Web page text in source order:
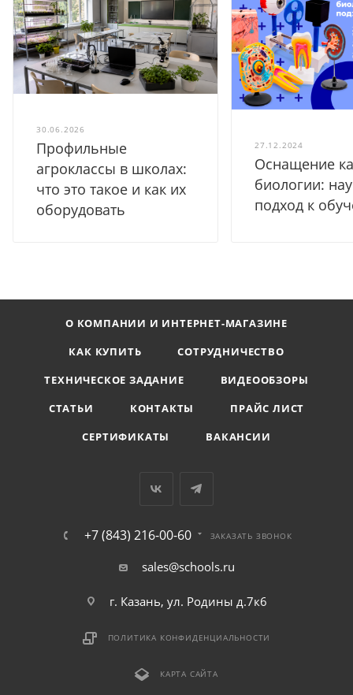
30.06.2026
Профильные
агроклассы в школах:
что это такое и как их
оборудовать
27.12.2024
Оснащение
биологии:
подход к
О КОМПАНИИ И ИНТЕРНЕТ-МАГАЗИНЕ
КАК КУПИТЬ
СОТРУДНИЧЕСТВО
ТЕХНИЧЕСКОЕ ЗАДАНИЕ
ВИДЕООБЗОРЫ
СТАТЬИ
КОНТАКТЫ
ПРАЙС ЛИСТ
СЕРТИФИКАТЫ
ВАКАНСИИ
+7 (843) 216-00-60 ЗАКАЗАТЬ ЗВОНОК
sales@schools.ru
г. Казань, ул. Родины д.7к6
ПОЛИТИКА КОНФИДЕНЦИАЛЬНОСТИ
КАРТА САЙТА